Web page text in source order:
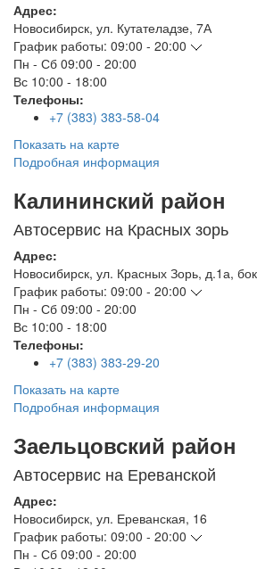
Адрес:
Новосибирск, ул. Кутателадзе, 7А
График работы: 09:00 - 20:00
Пн - Сб 09:00 - 20:00
Вс 10:00 - 18:00
Телефоны:
+7 (383) 383-58-04
Показать на карте
Подробная информация
Калининский район
Автосервис на Красных зорь
Адрес:
Новосибирск, ул. Красных Зорь, д.1а,
График работы: 09:00 - 20:00
Пн - Сб 09:00 - 20:00
Вс 10:00 - 18:00
Телефоны:
+7 (383) 383-29-20
Показать на карте
Подробная информация
Заельцовский район
Автосервис на Ереванской
Адрес:
Новосибирск, ул. Ереванская, 16
График работы: 09:00 - 20:00
Пн - Сб 09:00 - 20:00